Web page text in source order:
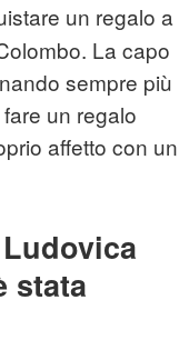
un regalo a
La capo
sempre più
un regalo
affetto con un
stata